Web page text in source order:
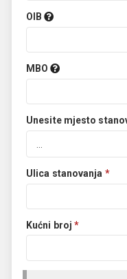
OIB
MBO
Unesite mjesto
Ulica stanovanja *
Kućni broj *